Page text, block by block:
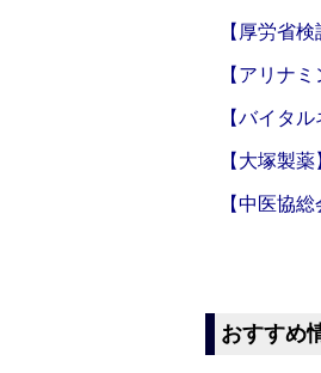
【厚労省
【アリナ
【バイタ
【大塚製
【中医協
おすすめ